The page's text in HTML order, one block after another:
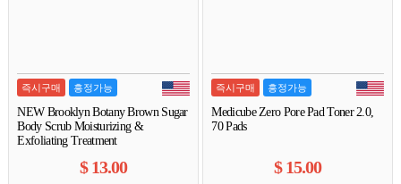
즉시구매 흥정가능
NEW Brooklyn Botany Brown Sugar
Body Scrub Moisturizing &
Exfoliating Treatment
$13.00
즉시구매 흥정가능
Medicube Zero Pore Pad Toner 2.0,
70 Pads
$15.00